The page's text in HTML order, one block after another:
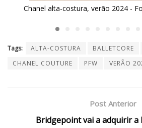
Chanel alta-costura, verão 2024 -
Tags: ALTA-COSTURA BALLETCORE
CHANEL COUTURE
PFW VERÃO
Post Anterior
Bridgepoint vai a adquirir a